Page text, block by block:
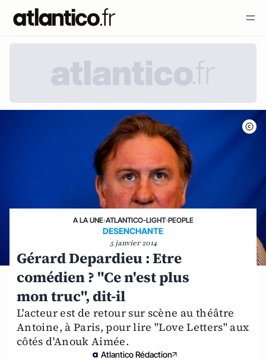
A LA UNE›ATLANTICO-LIGHT›PEOPLE
DESENCHANTE
5 janvier 2014
Gérard Depardieu : Etre
comédien ? "Ce n'est plus
mon truc", dit-il
L'acteur est de retour sur scène au théâtre
Antoine, à Paris, pour lire "Love Letters" aux
côtés d'Anouk Aimée.
Atlantico Rédaction